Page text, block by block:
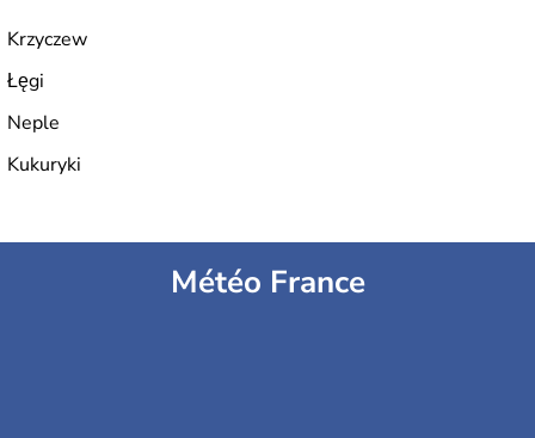
indépendante depuis 1990.
Krzyczew
Łęgi
Neple
Kukuryki
Météo France